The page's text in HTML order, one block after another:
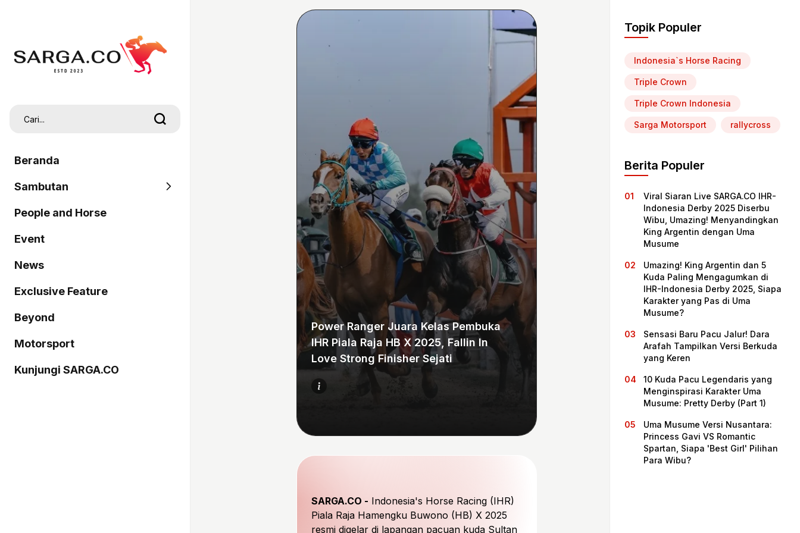
Beranda
Sambutan
SARGA
Pordasi
People and Horse
Event
News
Exclusive Feature
Beyond
Motorsport
Kunjungi SARGA.CO
Power Ranger Juara Kelas Pembuka
IHR Piala Raja HB X 2025, Fallin In
Love Strong Finisher Sejati
SARGA.CO - Indonesia's Horse Racing (IHR)
Piala Raja Hamengku Buwono (HB) X 2025
resmi digelar di lapangan pacuan kuda Sultan
Topik Populer
Indonesia`s Horse Racing
Triple Crown
Triple Crown Indonesia
Sarga Motorsport rallycross
Berita Populer
Viral Siaran Live SARGA.CO IHR-
Indonesia Derby 2025 Diserbu
Wibu, Umazing! Menyandingkan
King Argentin dengan Uma
Musume
Umazing! King Argentin dan 5
Kuda Paling Mengagumkan di
IHR-Indonesia Derby 2025, Siapa
Karakter yang Pas di Uma
Musume?
Sensasi Baru Pacu Jalur! Dara
Arafah Tampilkan Versi Berkuda
yang Keren
10 Kuda Pacu Legendaris yang
Menginspirasi Karakter Uma
Musume: Pretty Derby (Part 1)
Uma Musume Versi Nusantara:
Princess Gavi VS Romantic
Spartan, Siapa 'Best Girl' Pilihan
Para Wibu?